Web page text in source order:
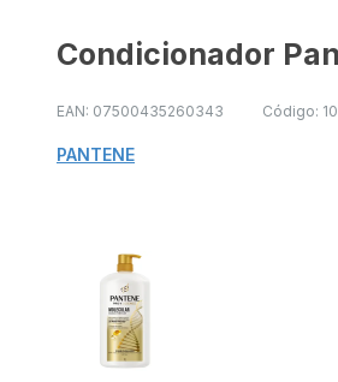
Condicionador
EAN: 07500435260343 Código:
PANTENE